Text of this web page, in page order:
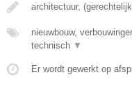
architectuur,
nieuwbouw,
technisch ▼
Er wordt gewerkt op